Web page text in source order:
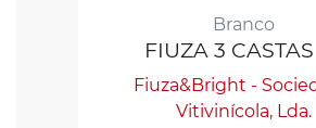
Branco
FIUZA 3
Fiuza&Bright -
Vitivinícola, Lda.